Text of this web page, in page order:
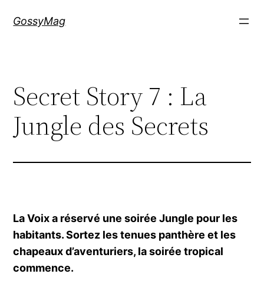
GossyMag
Secret Story 7 : La
Jungle des Secrets
La Voix a réservé une soirée Jungle pour les
habitants. Sortez les tenues panthère et les
chapeaux d’aventuriers, la soirée tropical
commence.